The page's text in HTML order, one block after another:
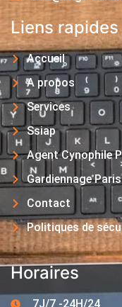
Liens rapides
Accueil
A propos
Services
Ssiap
Agent Cynophile
Gardiennage Paris
Contact
Politiques de
Horaires
7J/7 -24H/24